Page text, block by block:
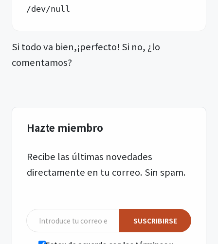
/dev/null
Si todo va bien,¡perfecto! Si no, ¿lo
comentamos?
Hazte miembro
Recibe las últimas novedades
directamente en tu correo. Sin spam.
SUSCRIBIRSE